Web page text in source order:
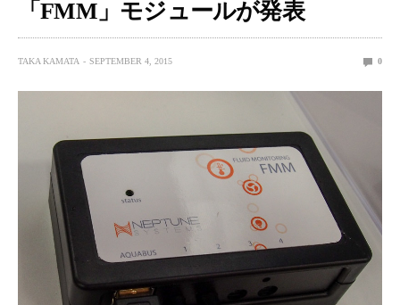
「FMM」モジュールが発表
TAKA KAMATA SEPTEMBER 4, 2015 0